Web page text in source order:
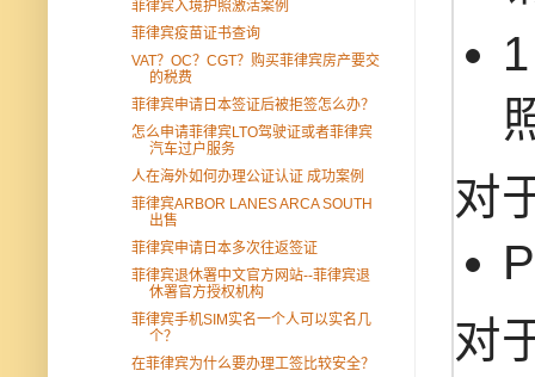
对
对
菲律宾入境护照激活案例
菲律宾疫苗证书查询
VAT？OC？CGT？购买菲律宾房产要交
的税费
菲律宾申请日本签证后被拒签怎么办？
怎么申请菲律宾LTO驾驶证或者菲律宾
汽车过户服务
人在海外如何办理公证认证 成功案例
菲律宾ARBOR LANES ARCA SOUTH
出售
菲律宾申请日本多次往返签证
菲律宾退休署中文官方网站--菲律宾退
休署官方授权机构
菲律宾手机SIM实名一个人可以实名几
个？
在菲律宾为什么要办理工签比较安全？